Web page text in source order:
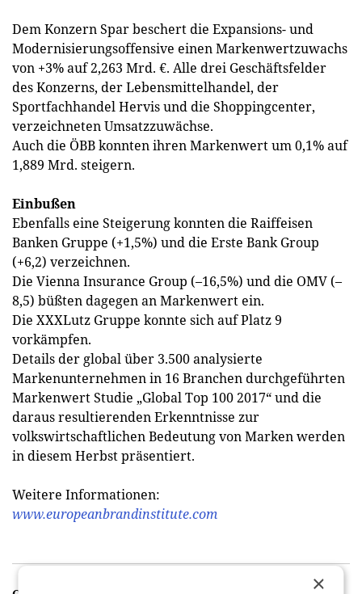
Dem Konzern Spar beschert die Expansions- und
Modernisierungsoffensive einen Markenwertzuwachs
von +3% auf 2,263 Mrd. €. Alle drei Geschäftsfelder
des Konzerns, der Lebensmittelhandel, der
Sportfachhandel Hervis und die Shoppingcenter,
verzeichneten Umsatzzuwächse.
Auch die ÖBB konnten ihren Markenwert um 0,1% auf
1,889 Mrd. steigern.
Einbußen
Ebenfalls eine Steigerung konnten die Raiffeisen
Banken Gruppe (+1,5%) und die Erste Bank Group
(+6,2) verzeichnen.
Die Vienna Insurance Group (–16,5%) und die OMV (–
8,5) büßten dagegen an Markenwert ein.
Die XXXLutz Gruppe konnte sich auf Platz 9
vorkämpfen.
Details der global über 3.500 analysierte
Markenunternehmen in 16 Branchen durchgeführten
Markenwert Studie „Global Top 100 2017“ und die
daraus resultierenden Erkenntnisse zur
volkswirtschaftlichen Bedeutung von Marken werden
in diesem Herbst präsentiert.
Weitere Informationen:
www.europeanbrandinstitute.com
×